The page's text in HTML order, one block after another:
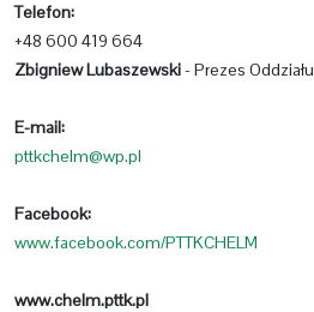
Telefon:
+48 600 419 664
Zbigniew Lubaszewski- Prezes Oddziału
E-mail:
pttkchelm@wp.pl
Facebook:
www.facebook.com/PTTKCHELM
www.chelm.pttk.pl